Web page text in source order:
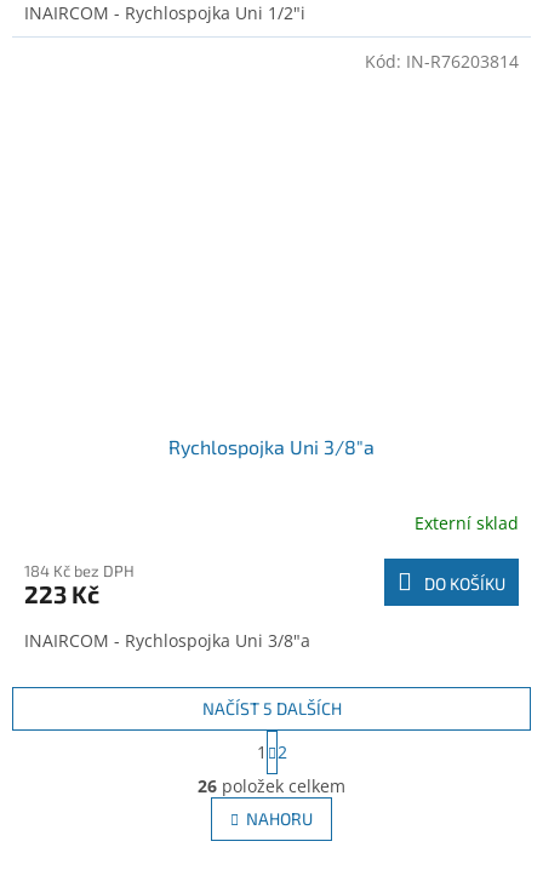
INAIRCOM - Rychlospojka Uni 1/2"i
Rychlospojka Uni 3/8"a
Externí sklad
184 Kč bez DPH
223 Kč DO KOŠÍKU
INAIRCOM - Rychlospojka Uni 3/8"a
Kód: IN-R76203814
O
v
l
á
NAČÍST 5 DALŠÍCH
S
t
r
á
n
k
1
2
26 položek celkem
NAHORU